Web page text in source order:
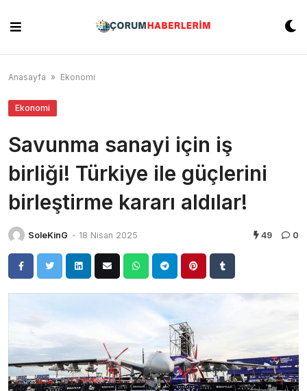
content
Anasayfa » Ekonomi
Ekonomi
Savunma sanayi için iş
birliği! Türkiye ile güçlerini
birleştirme kararı aldılar!
SoleKinG - 18 Nisan 2025 49 0